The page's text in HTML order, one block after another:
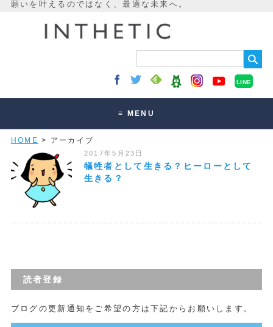
LINE
≡ MENU
講座・セッション
HOME > アーカイブ
2017年5月23日
犠牲者として生きる？ヒーローとして
生きる？
読者登録
ブログの更新通知をご希望の方は下記からお願いします。